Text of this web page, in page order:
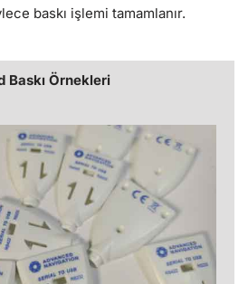
baskı işlemi tamamlanır.
Baskı Örnekleri